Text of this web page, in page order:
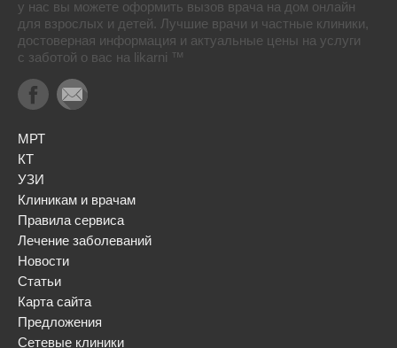
у нас вы можете оформить вызов врача на дом онлайн
для взрослых и детей. Лучшие врачи и частные клиники,
достоверная информация и актуальные цены на услуги
с заботой о вас на likarni ™
МРТ
КТ
УЗИ
Клиникам и врачам
Правила сервиса
Лечение заболеваний
Новости
Статьи
Карта сайта
Предложения
Сетевые клиники